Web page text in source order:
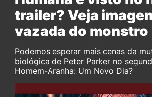
trailer? Veja
vazada do monstro
Podemos esperar mais cenas da
biológica de Peter Parker no
Homem-Aranha: Um Novo Dia?